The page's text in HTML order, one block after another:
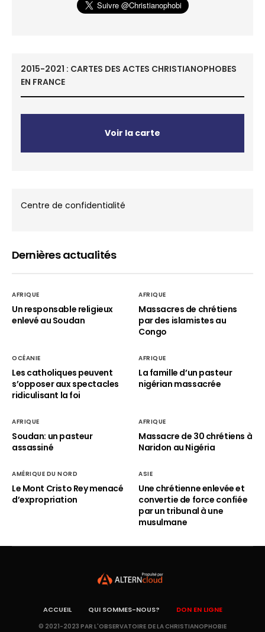
2015-2021 : CARTES DES ACTES CHRISTIANOPHOBES
EN FRANCE
Voir la carte
Centre de confidentialité
Dernières actualités
AFRIQUE
Un responsable religieux
enlevé au Soudan
AFRIQUE
Massacres de chrétiens
par des islamistes au
Congo
OCÉANIE
Les catholiques peuvent
s’opposer aux spectacles
ridiculisant la foi
AFRIQUE
La famille d’un pasteur
nigérian massacrée
AFRIQUE
Soudan: un pasteur
assassiné
AFRIQUE
Massacre de 30 chrétiens à
Naridon au Nigéria
AMÉRIQUE DU NORD
Le Mont Cristo Rey menacé
d’expropriation
ASIE
Une chrétienne enlevée et
convertie de force confiée
par un tribunal à une
musulmane
ACCUEIL QUI SOMMES-NOUS? DON EN LIGNE
© 2021-2023 PAR L'OBSERVATOIRE DE LA CHRISTIANOPHOBIE